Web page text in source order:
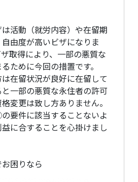
は活動（就労内容）や在留期
由度が高いビザになりま
取得により、一部の悪質な
ために今回の措置です。
在留状況が良好に在留して
一部の悪質な永住者の許可
変更は致し方ありません。
要件に該当することないよ
に合することを心掛けまし
困りなら